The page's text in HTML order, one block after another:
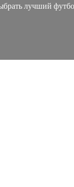
лучший